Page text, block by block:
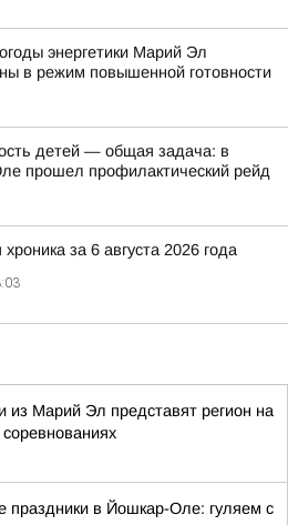
энергетики Марий Эл
в режим повышенной готовности
детей — общая задача: в
прошел профилактический рейд
за 6 августа 2026 года
из Марий Эл представят регион на
праздники в Йошкар-Оле: гуляем с